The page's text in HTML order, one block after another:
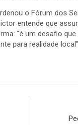
o Fórum dos
entende que
“é um desafio
para realidade